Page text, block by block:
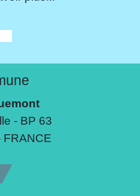
- BP 63
FRANCE